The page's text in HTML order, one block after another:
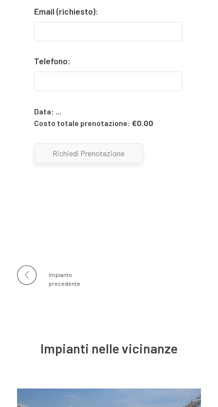
Email (richiesto):
Telefono:
Data: ...
Costo totale prenotazione: €0.00
Impianto
precedente
Impianti nelle vicinanze